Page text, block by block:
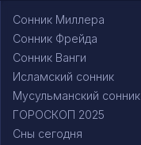
Сонник Миллера
Сонник Фрейда
Сонник Ванги
Исламский сонник
Мусульманский сонник
ГОРОСКОП 2025
Сны сегодня